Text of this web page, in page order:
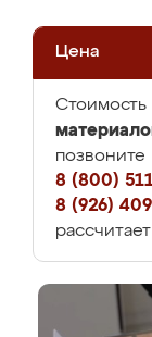
Цена
Стоимость
8 (800)
8 (926)